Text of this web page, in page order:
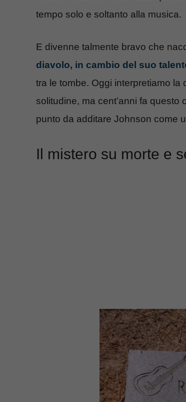
tempo solo e soltanto alla musica.
E divenne talmente bravo che
diavolo, in cambio del suo
tra le tombe. Oggi interpretiamo
solitudine, ma cent’anni fa
punto da additare Johnson come
Il mistero su morte e